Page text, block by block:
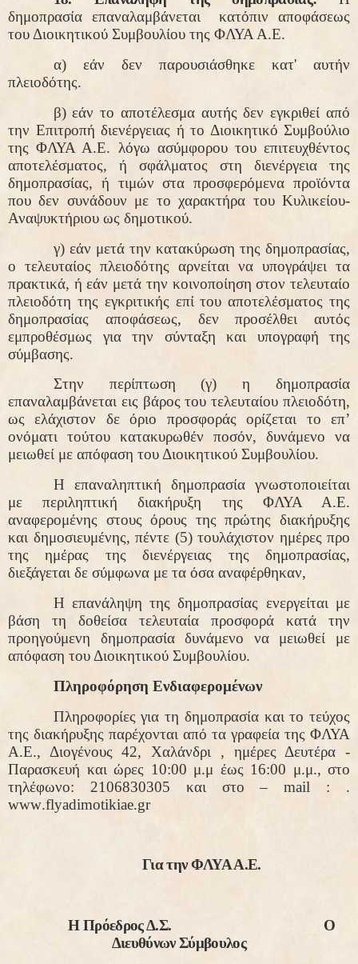
δημοπρασία επαναλαμβάνεται
κατόπιν αποφάσεως
του Διοικητικού Συμβουλίου της ΦΛΥΑ Α.Ε.
α) εάν δεν παρουσιάσθηκε κατ' αυτήν
πλειοδότης.
β) εάν το αποτέλεσμα αυτής δεν εγκριθεί από
την Επιτροπή διενέργειας ή το Διοικητικό Συμβούλιο
της ΦΛΥΑ Α.Ε. λόγω ασύμφορου του επιτευχθέντος
αποτελέσματος, ή σφάλματος στη διενέργεια της
δημοπρασίας, ή τιμών στα προσφερόμενα προϊόντα
που δεν συνάδουν με το χαρακτήρα του Κυλικείου-
Αναψυκτήριου ως δημοτικού.
γ) εάν μετά την κατακύρωση της δημοπρασίας,
ο τελευταίος πλειοδότης αρνείται να υπογράψει τα
πρακτικά, ή εάν μετά την κοινοποίηση στον τελευταίο
πλειοδότη της εγκριτικής επί του αποτελέσματος της
δημοπρασίας αποφάσεως, δεν προσέλθει αυτός
εμπροθέσμως για την σύνταξη και υπογραφή της
σύμβασης.
Στην περίπτωση (γ) η δημοπρασία
επαναλαμβάνεται εις βάρος του τελευταίου πλειοδότη,
ως ελάχιστον δε όριο προσφοράς ορίζεται το επ’
ονόματι τούτου κατακυρωθέν ποσόν, δυνάμενο να
μειωθεί με απόφαση του Διοικητικού Συμβουλίου.
Η επαναληπτική δημοπρασία γνωστοποιείται
με περιληπτική διακήρυξη της ΦΛΥΑ Α.Ε.
αναφερομένης στους όρους της πρώτης διακήρυξης
και δημοσιευμένης, πέντε (5) τουλάχιστον ημέρες προ
της ημέρας της διενέργειας της δημοπρασίας,
διεξάγεται δε σύμφωνα με τα όσα αναφέρθηκαν,
Η επανάληψη της δημοπρασίας ενεργείται με
βάση τη δοθείσα τελευταία προσφορά κατά την
προηγούμενη δημοπρασία δυνάμενο να μειωθεί με
απόφαση του Διοικητικού Συμβουλίου.
Πληροφόρηση Ενδιαφερομένων
Πληροφορίες για τη δημοπρασία και το τεύχος
της διακήρυξης παρέχονται από τα γραφεία της ΦΛΥΑ
Α.Ε., Διογένους 42, Χαλάνδρι , ημέρες Δευτέρα -
Παρασκευή και ώρες 10:00 μ.μ έως 16:00 μ.μ., στο
τηλέφωνο: 2106830305 και στο –mail : .
www.flyadimotikiae.gr
Για την ΦΛΥΑ Α.Ε.
Η Πρόεδρος Δ.Σ.
Ο
Διευθύνων Σύμβουλος